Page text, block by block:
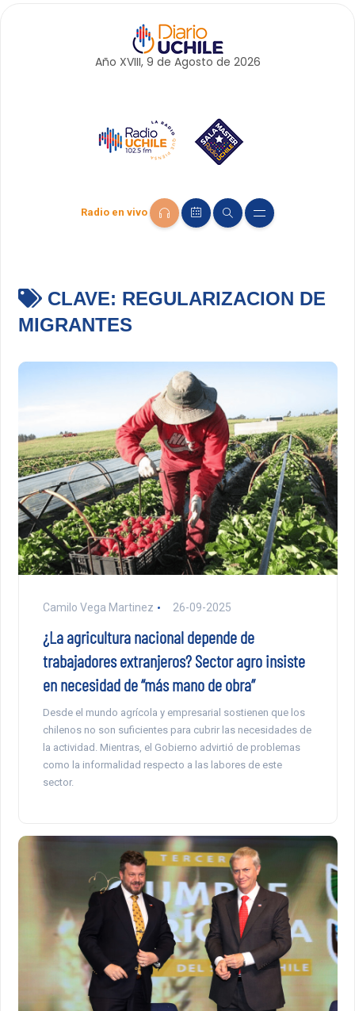
Año XVIII, 9 de Agosto de 2026
Radio en vivo
CLAVE: REGULARIZACION DE
MIGRANTES
Camilo Vega Martinez 26-09-2025
¿La agricultura nacional depende de
trabajadores extranjeros? Sector agro insiste
en necesidad de “más mano de obra”
Desde el mundo agrícola y empresarial sostienen que los
chilenos no son suficientes para cubrir las necesidades de
la actividad. Mientras, el Gobierno advirtió de problemas
como la informalidad respecto a las labores de este
sector.